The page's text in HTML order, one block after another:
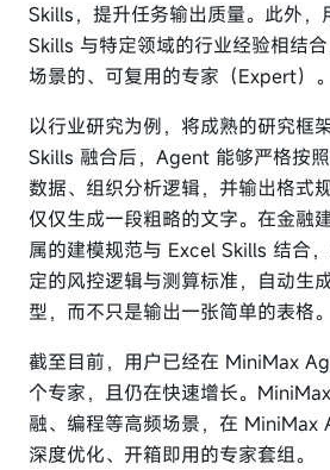
Skills，提升任务输出质量。此外
Skills 与特定领域的行业经验相结
场景的、可复用的专家（Expert）。
以行业研究为例，将成熟的研究框
Skills 融合后，Agent 能够严格按
数据、组织分析逻辑，并输出格式
仅仅生成一段粗略的文字。在金融
属的建模规范与 Excel Skills 结合
定的风控逻辑与测算标准，自动生
型，而不只是输出一张简单的表格。
截至目前，用户已经在 MiniMax
个专家，且仍在快速增长。
融、编程等高频场景，在 MiniMax
深度优化、开箱即用的专家套组。